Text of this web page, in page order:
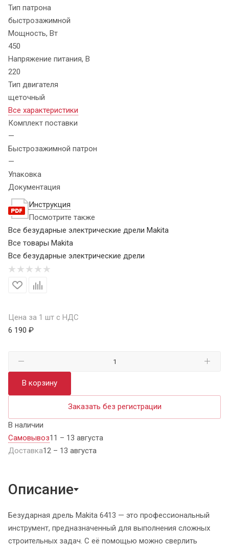
Тип патрона
быстрозажимной
Мощность, Вт
450
Напряжение питания, В
220
Тип двигателя
щеточный
Все характеристики
Комплект поставки
—
Быстрозажимной патрон
—
Упаковка
Документация
Инструкция
Посмотрите также
Все безударные электрические дрели Makita
Все товары Makita
Все безударные электрические дрели
Цена за 1 шт с НДС
6 190 ₽
В корзину
Заказать без регистрации
В наличии
Самовывоз11 – 13 августа
Доставка12 – 13 августа
Описание
Безударная дрель Makita 6413 — это профессиональный
инструмент, предназначенный для выполнения сложных
строительных задач. С её помощью можно сверлить